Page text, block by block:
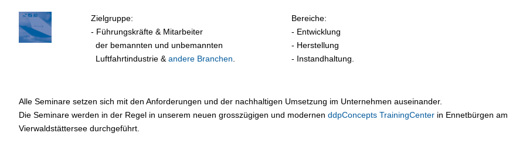
Zielgruppe:
- Führungskräfte & Mitarbeiter
der bemannten und unbemannten
Luftfahrtindustrie & andere Branchen
Bereiche:
- Entwicklung
- Herstellung
- Instandhaltung.
Alle Seminare setzen sich mit den Anforderungen und der nachhaltigen Umsetzung im Unternehmen auseinander.
Die Seminare werden in der Regel in unserem neuen grosszügigen und modernen ddpConcepts TrainingCenter in Ennetbürgen am
Vierwaldstättersee durchgeführt.